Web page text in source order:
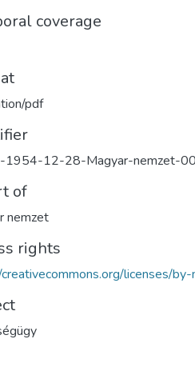
coverage
pdf
12-28-Magyar-nemzet-
of
nemzet
rights
licenses/